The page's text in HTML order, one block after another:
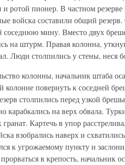
и ротой пионер. В частном
войска составили общий
соседнюю мину. Вместо двух
на штурм. Правая колонна,
Люди столпились у стены, неся
колонны, начальник штаба
колонне повернуть к соседней
столпились перед узкой
карабкались на верх обвала.
Картечь в упор
взобрались наверх и
к угрожаемому пункту и
в крепость,